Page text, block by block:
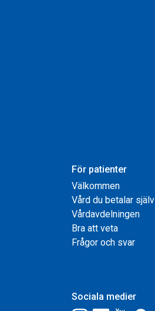
För patienter
Välkommen
Vård du betalar själv
Vårdavdelningen
Bra att veta
Frågor och svar
Sociala medier